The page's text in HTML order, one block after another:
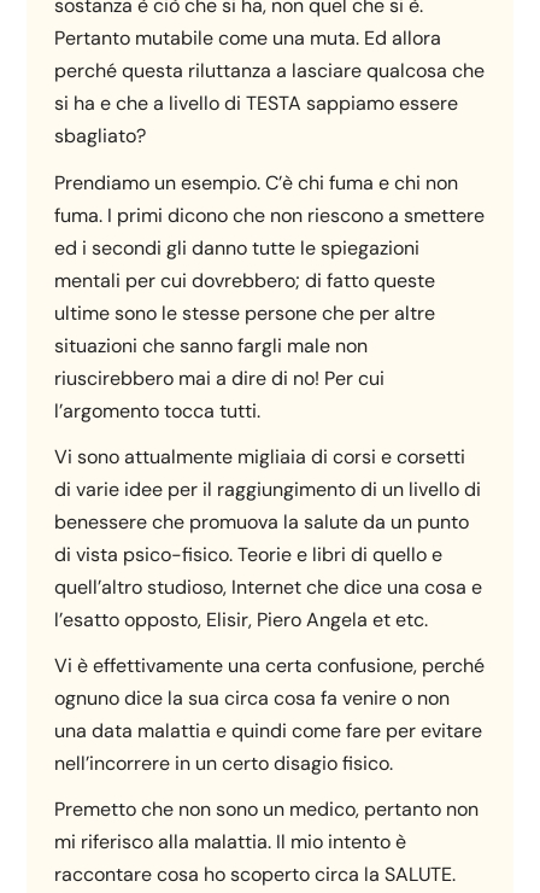
sostanza è ciò che si ha, non quel che si è.
Pertanto mutabile come una muta. Ed allora
perché questa riluttanza a lasciare qualcosa che
si ha e che a livello di TESTA sappiamo essere
sbagliato?
Prendiamo un esempio. C’è chi fuma e chi non
fuma. I primi dicono che non riescono a smettere
ed i secondi gli danno tutte le spiegazioni
mentali per cui dovrebbero; di fatto queste
ultime sono le stesse persone che per altre
situazioni che sanno fargli male non
riuscirebbero mai a dire di no! Per cui
l’argomento tocca tutti.
Vi sono attualmente migliaia di corsi e corsetti
di varie idee per il raggiungimento di un livello di
benessere che promuova la salute da un punto
di vista psico-fisico. Teorie e libri di quello e
quell’altro studioso, Internet che dice una cosa e
l’esatto opposto, Elisir, Piero Angela et etc.
Vi è effettivamente una certa confusione, perché
ognuno dice la sua circa cosa fa venire o non
una data malattia e quindi come fare per evitare
nell’incorrere in un certo disagio fisico.
Premetto che non sono un medico, pertanto non
mi riferisco alla malattia. Il mio intento è
raccontare cosa ho scoperto circa la SALUTE.